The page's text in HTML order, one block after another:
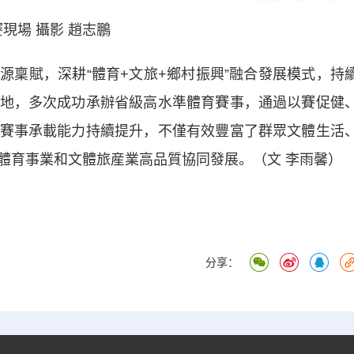
現場 攝影 趙志鵬
賦，深耕“體育+文旅+鄉村振興”融合發展模式，持
，多次成功承辦省級高水準體育賽事，通過以賽促健、
事承載能力持續提升，不僅有效豐富了群眾文體生活、
事業和文體旅産業高品質協同發展。（文 李雨馨）
分享：